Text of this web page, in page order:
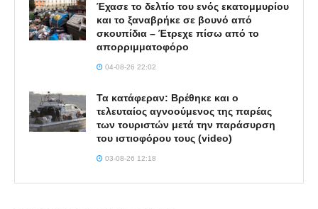
Έχασε το δελτίο του ενός εκατομμυρίου
και το ξαναβρήκε σε βουνό από
σκουπίδια – Έτρεχε πίσω από το
απορριμματοφόρο
04-08-26 22:02
Τα κατάφεραν: Βρέθηκε και ο
τελευταίος αγνοούμενος της παρέας
των τουριστών μετά την παράσυρση
του ιστιοφόρου τους (video)
03-08-26 12:18